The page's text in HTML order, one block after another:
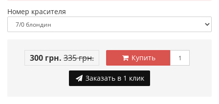
Номер красителя
300 грн. 335 грн. Купить
Заказать в 1 клик